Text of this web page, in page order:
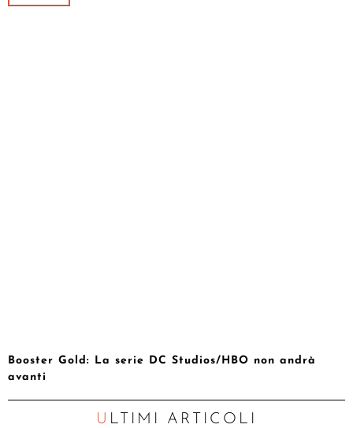
Booster Gold: La serie DC Studios/HBO non andrà
avanti
ULTIMI ARTICOLI